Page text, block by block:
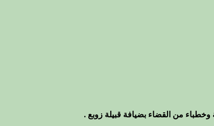
من القضاء بضيافة قبيلة زوبع .